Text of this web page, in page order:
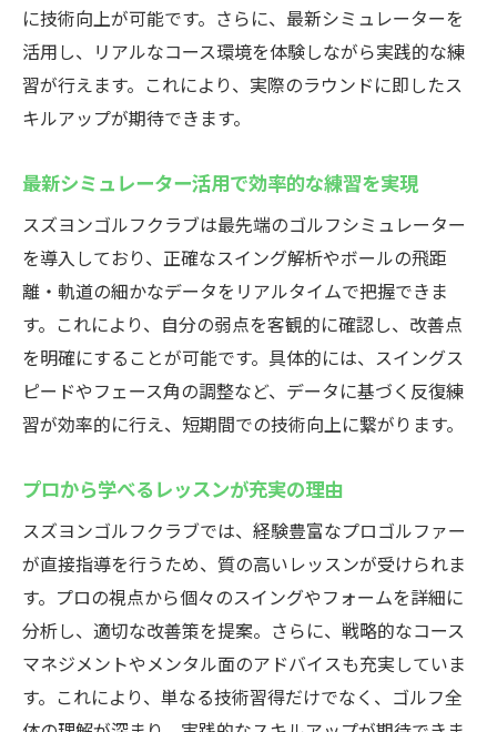
に技術向上が可能です。さらに、最新シミュレーターを
活用し、リアルなコース環境を体験しながら実践的な練
習が行えます。これにより、実際のラウンドに即したス
キルアップが期待できます。
最新シミュレーター活用で効率的な練習を実現
スズヨンゴルフクラブは最先端のゴルフシミュレーター
を導入しており、正確なスイング解析やボールの飛距
離・軌道の細かなデータをリアルタイムで把握できま
す。これにより、自分の弱点を客観的に確認し、改善点
を明確にすることが可能です。具体的には、スイングス
ピードやフェース角の調整など、データに基づく反復練
習が効率的に行え、短期間での技術向上に繋がります。
プロから学べるレッスンが充実の理由
スズヨンゴルフクラブでは、経験豊富なプロゴルファー
が直接指導を行うため、質の高いレッスンが受けられま
す。プロの視点から個々のスイングやフォームを詳細に
分析し、適切な改善策を提案。さらに、戦略的なコース
マネジメントやメンタル面のアドバイスも充実していま
す。これにより、単なる技術習得だけでなく、ゴルフ全